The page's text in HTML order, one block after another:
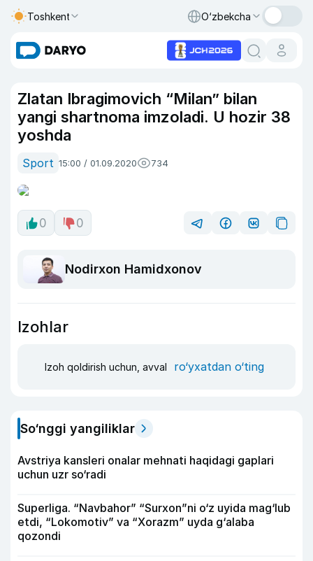
Toshkent O‘zbekcha
Zlatan Ibragimovich “Milan” bilan
yangi shartnoma imzoladi. U hozir 38
yoshda
Sport 15:00 / 01.09.2020 734
0 0
Nodirxon Hamidxonov
Izohlar
Izoh qoldirish uchun, avval ro‘yxatdan o‘ting
So‘nggi yangiliklar
Avstriya kansleri onalar mehnati haqidagi gaplari
uchun uzr so‘radi
Superliga. “Navbahor” “Surxon”ni o‘z uyida mag‘lub
etdi, “Lokomotiv” va “Xorazm” uyda g‘alaba
qozondi